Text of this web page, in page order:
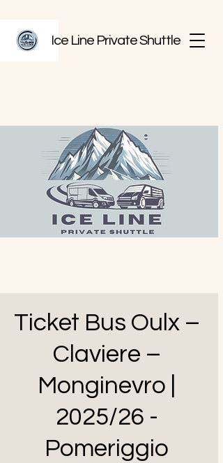
Ice Line Private Shuttle
Ticket Bus Oulx –
Claviere –
Monginevro |
2025/26 -
Pomeriggio